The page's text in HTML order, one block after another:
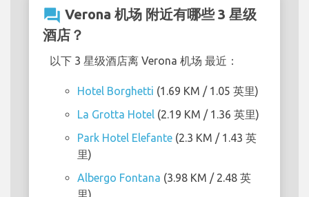
question_answer Verona 机场 附近有哪些 3 星级
酒店？
以下 3 星级酒店离 Verona 机场 最近：
Hotel Borghetti (1.69 KM / 1.05 英里)
La Grotta Hotel (2.19 KM / 1.36 英里)
Park Hotel Elefante (2.3 KM / 1.43 英
里)
Albergo Fontana (3.98 KM / 2.48 英
里)